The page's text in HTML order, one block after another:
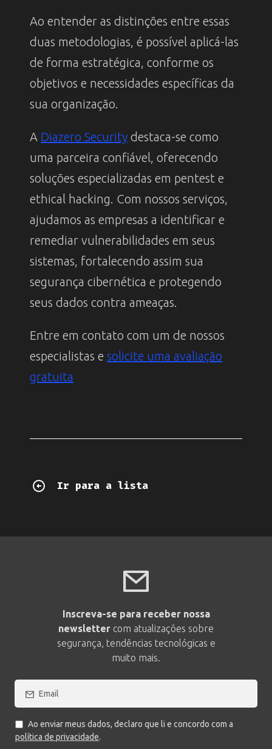
Ao entender as distinções entre essas
duas metodologias, é possível aplicá-las
de forma estratégica, conforme os
objetivos e necessidades específicas da
sua organização.
A Diazero Security destaca-se como
uma parceira confiável, oferecendo
soluções especializadas em pentest e
ethical hacking. Com nossos serviços,
ajudamos as empresas a identificar e
remediar vulnerabilidades em seus
sistemas, fortalecendo assim sua
segurança cibernética e protegendo
seus dados contra ameaças.
Entre em contato com um de nossos
especialistas esolicite uma avaliação
gratuita
Ir para a lista
Inscreva-se para receber nossa
newsletter com atualizações sobre
segurança, tendências tecnológicas e
muito mais.
Ao enviar meus dados, declaro que li e concordo com a
política de privacidade.